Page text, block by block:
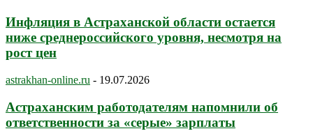
Инфляция в Астраханской области остается
ниже среднероссийского уровня, несмотря на
рост цен
astrakhan-online.ru - 19.07.2026
Астраханским работодателям напомнили об
ответственности за «серые» зарплаты